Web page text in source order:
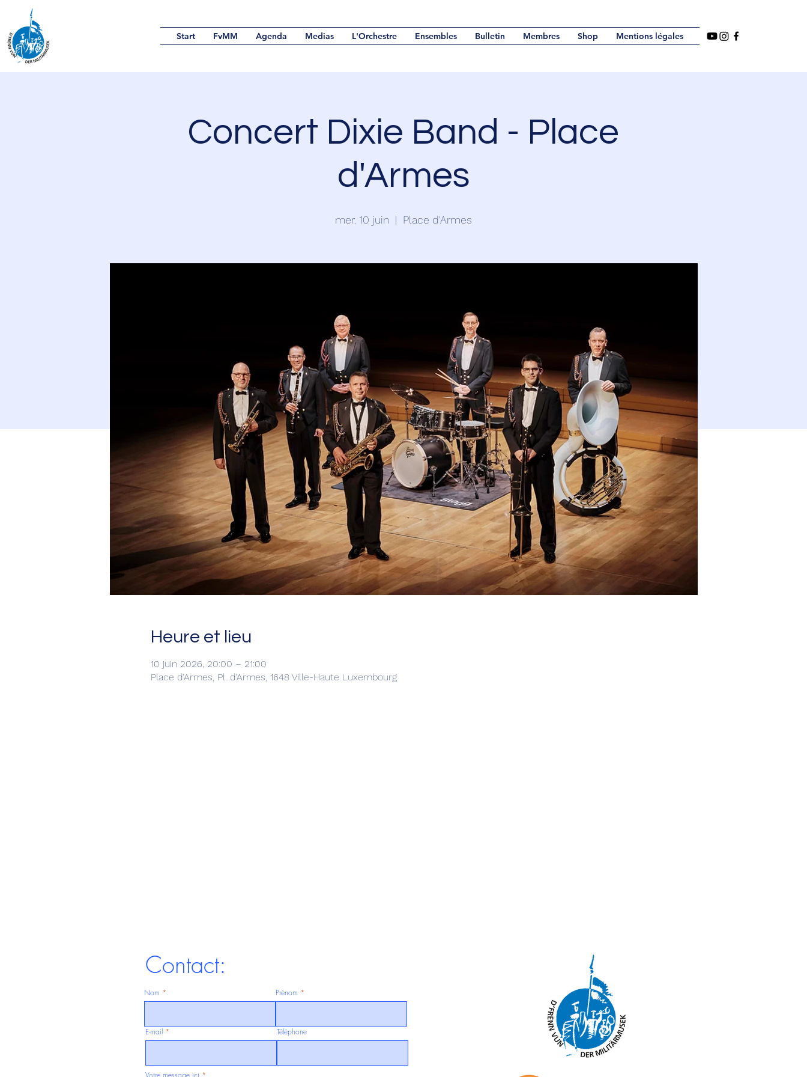
Start FvMM Agenda Medias L'Orchestre Ensembles Bulletin Membres Shop Mentions légales
Concert Dixie Band - Place
d'Armes
mer. 10 juin
  |
Place d'Armes
Heure et lieu
10 juin 2026, 20:00 – 21:00
Place d'Armes, Pl. d'Armes, 1648 Ville-Haute Luxembourg
Contact:
Nom Prénom
E-mail Téléphone
Votre message ici